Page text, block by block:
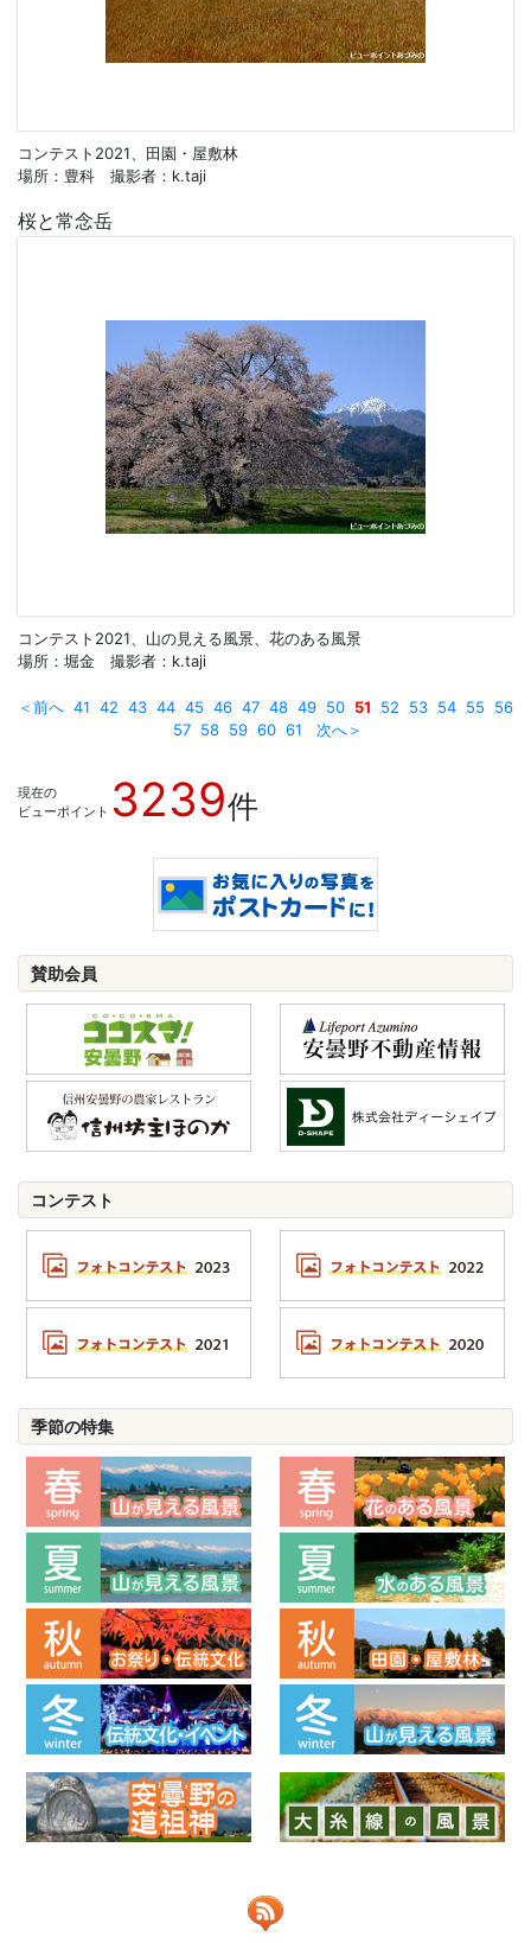
コンテスト2021、田園・屋敷林
場所：豊科 撮影者：k.taji
桜と常念岳
コンテスト2021、山の見える風景、花のある風景
場所：堀金 撮影者：k.taji
＜前へ 41 42 43 44 45 46 47 48 49 50 51 52 53 54 55
56
57 58 59 60 61 次へ＞
現在の
ビューポイント 3239件
賛助会員
コンテスト
季節の特集